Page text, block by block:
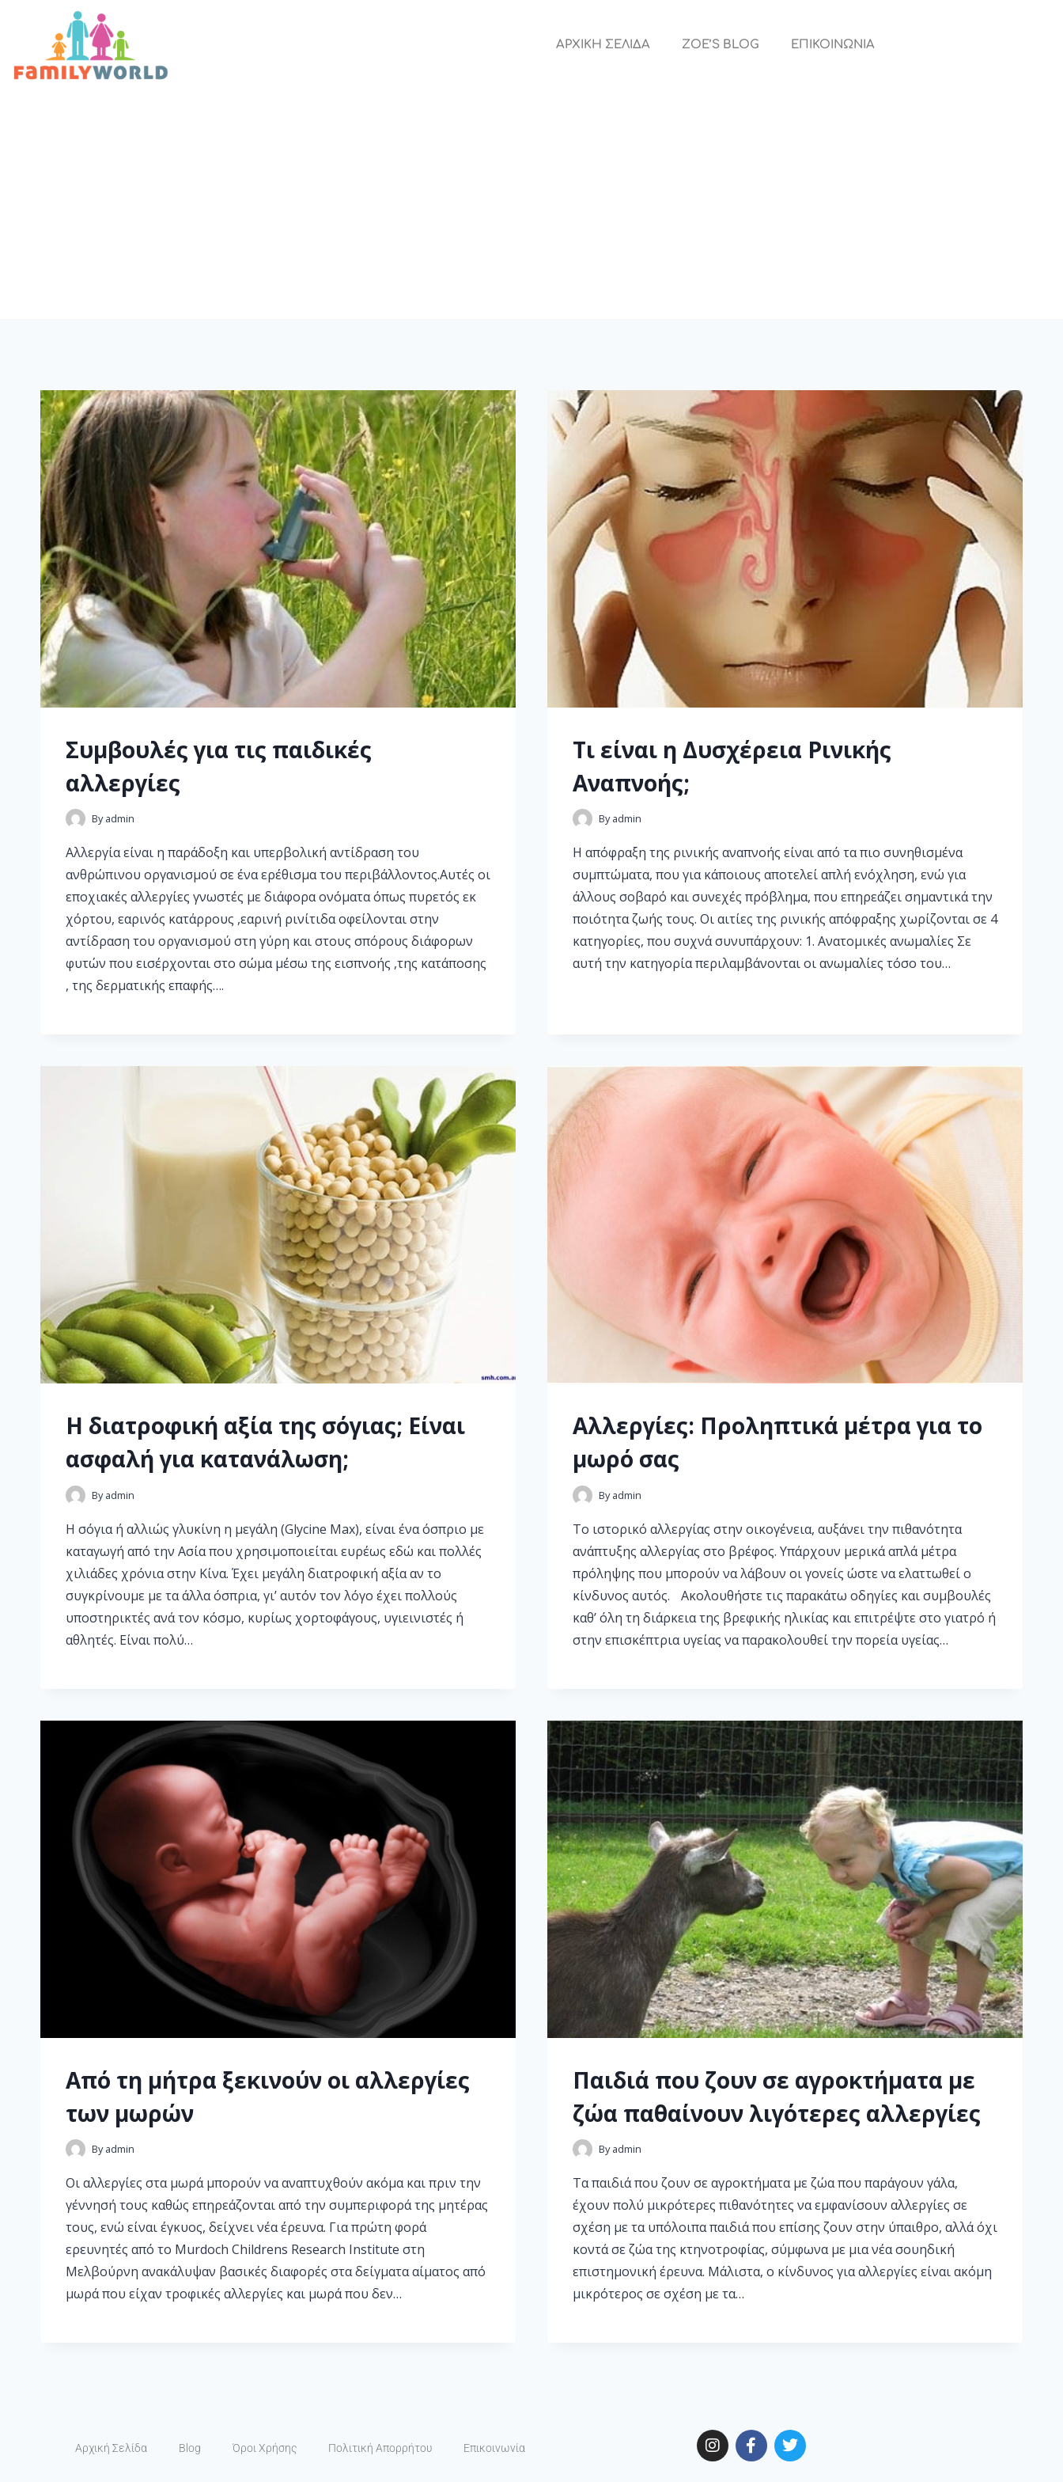
ΑΡΧΙΚΗ ΣΕΛΙΔΑ ZOE’S BLOG ΕΠΙΚΟΙΝΩΝΙΑ
Συμβουλές για τις παιδικές
αλλεργίες
By admin
Αλλεργία είναι η παράδοξη και υπερβολική αντίδραση του
ανθρώπινου οργανισμού σε ένα ερέθισμα του περιβάλλοντος.Αυτές οι
εποχιακές αλλεργίες γνωστές με διάφορα ονόματα όπως πυρετός εκ
χόρτου, εαρινός κατάρρους ,εαρινή ρινίτιδα οφείλονται στην
αντίδραση του οργανισμού στη γύρη και στους σπόρους διάφορων
φυτών που εισέρχονται στο σώμα μέσω της εισπνοής ,της κατάποσης
, της δερματικής επαφής….
Τι είναι η Δυσχέρεια Ρινικής
Αναπνοής;
By admin
Η απόφραξη της ρινικής αναπνοής είναι από τα πιο συνηθισμένα
συμπτώματα, που για κάποιους αποτελεί απλή ενόχληση, ενώ για
άλλους σοβαρό και συνεχές πρόβλημα, που επηρεάζει σημαντικά την
ποιότητα ζωής τους. Οι αιτίες της ρινικής απόφραξης χωρίζονται σε 4
κατηγορίες, που συχνά συνυπάρχουν: 1. Ανατομικές ανωμαλίες Σε
αυτή την κατηγορία περιλαμβάνονται οι ανωμαλίες τόσο του…
Η διατροφική αξία της σόγιας; Είναι
ασφαλή για κατανάλωση;
By admin
Η σόγια ή αλλιώς γλυκίνη η μεγάλη (Glycine Max), είναι ένα όσπριο με
καταγωγή από την Ασία που χρησιμοποιείται ευρέως εδώ και πολλές
χιλιάδες χρόνια στην Κίνα. Έχει μεγάλη διατροφική αξία αν το
συγκρίνουμε με τα άλλα όσπρια, γι’ αυτόν τον λόγο έχει πολλούς
υποστηρικτές ανά τον κόσμο, κυρίως χορτοφάγους, υγιεινιστές ή
αθλητές. Είναι πολύ…
Αλλεργίες: Προληπτικά μέτρα για το
μωρό σας
By admin
Το ιστορικό αλλεργίας στην οικογένεια, αυξάνει την πιθανότητα
ανάπτυξης αλλεργίας στο βρέφος. Υπάρχουν μερικά απλά μέτρα
πρόληψης που μπορούν να λάβουν οι γονείς ώστε να ελαττωθεί ο
κίνδυνος αυτός. Ακολουθήστε τις παρακάτω οδηγίες και συμβουλές
καθ’ όλη τη διάρκεια της βρεφικής ηλικίας και επιτρέψτε στο γιατρό ή
στην επισκέπτρια υγείας να παρακολουθεί την πορεία υγείας…
Από τη μήτρα ξεκινούν οι αλλεργίες
των μωρών
By admin
Οι αλλεργίες στα μωρά μπορούν να αναπτυχθούν ακόμα και πριν την
γέννησή τους καθώς επηρεάζονται από την συμπεριφορά της μητέρας
τους, ενώ είναι έγκυος, δείχνει νέα έρευνα. Για πρώτη φορά
ερευνητές από το Murdoch Childrens Research Institute στη
Μελβούρνη ανακάλυψαν βασικές διαφορές στα δείγματα αίματος από
μωρά που είχαν τροφικές αλλεργίες και μωρά που δεν…
Παιδιά που ζουν σε αγροκτήματα με
ζώα παθαίνουν λιγότερες αλλεργίες
By admin
Τα παιδιά που ζουν σε αγροκτήματα με ζώα που παράγουν γάλα,
έχουν πολύ μικρότερες πιθανότητες να εμφανίσουν αλλεργίες σε
σχέση με τα υπόλοιπα παιδιά που επίσης ζουν στην ύπαιθρο, αλλά όχι
κοντά σε ζώα της κτηνοτροφίας, σύμφωνα με μια νέα σουηδική
επιστημονική έρευνα. Μάλιστα, ο κίνδυνος για αλλεργίες είναι ακόμη
μικρότερος σε σχέση με τα…
Αρχική Σελίδα Blog Όροι Χρήσης Πολιτική Απορρήτου Επικοινωνία